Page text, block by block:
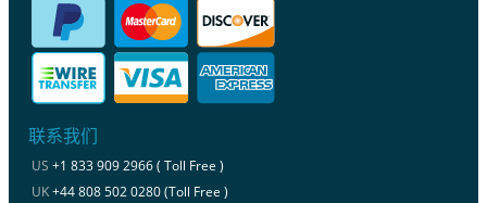
联系我们
US +1 833 909 2966 ( Toll Free )
UK+44 808 502 0280 (Toll Free )